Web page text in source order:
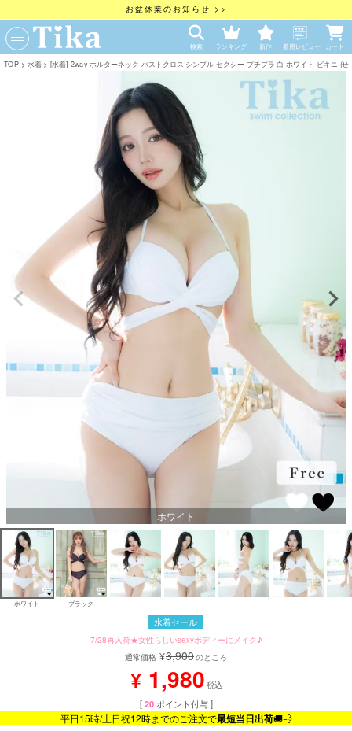
お盆休業のお知らせ >>
検索 ランキング 新作 着用レビュー カート
TOP 水着 [水着] 2way ホルターネック バストクロス シンプル セクシー プチプラ 白 ホワイト ビキニ (
ホワイト
ホワイト ブラック
水着セール
7/28再入荷★女性らしいsexyボディーにメイク♪
通常価格 ¥3,900のところ
¥ 1,980 税込
[ 20 ポイント付与 ]
平日15時/土日祝12時までのご注文で最短当日出荷🚚💨